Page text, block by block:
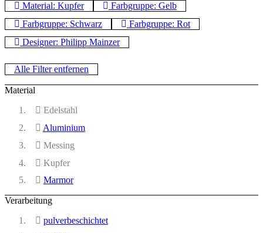
Material: Kupfer
Farbgruppe: Gelb
Farbgruppe: Schwarz
Farbgruppe: Rot
Designer: Philipp Mainzer
Alle Filter entfernen
Material
Edelstahl
Aluminium
Messing
Kupfer
Marmor
Verarbeitung
pulverbeschichtet